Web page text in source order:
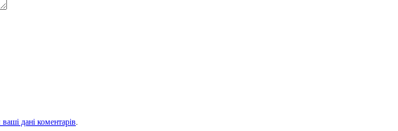
дані коментарів.